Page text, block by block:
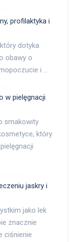
profilaktyka i
dotyka
obawy o
i …
w pielęgnacji
smakowity
który
jaskry i
jako lek
znacznie
ciśnienie